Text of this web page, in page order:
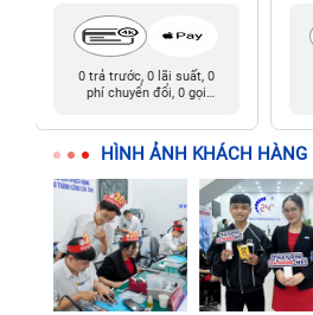
0 trả trước, 0 lãi suất, 0
phí chuyển đổi, 0 gọi
HÌNH ẢNH KHÁCH HÀNG